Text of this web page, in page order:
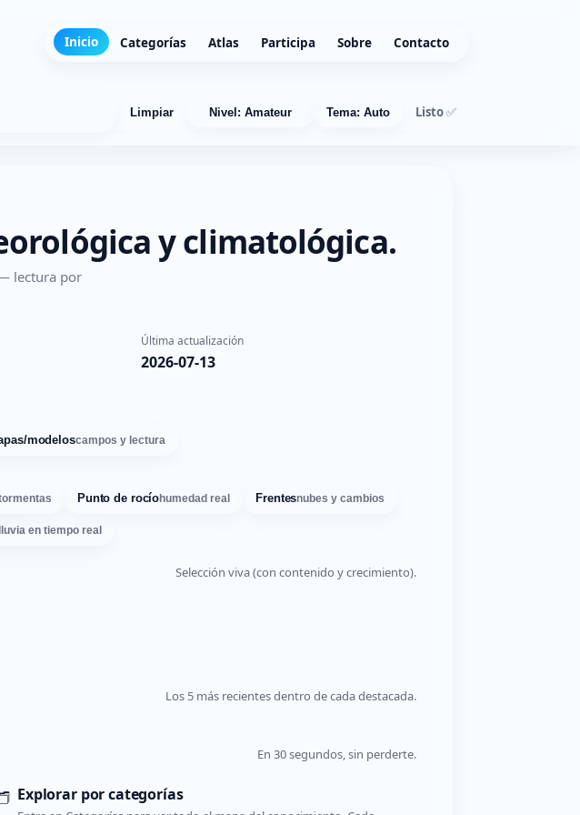
Inicio Categorías Atlas Participa Sobre Contacto
Limpiar Nivel: Amateur Tema: Auto Listo ✅
y climatológica.
lectura por
Última actualización
2026-07-13
modeloscampos y lectura
Punto de rocíohumedad real Frentesnubes y cambios
en tiempo real
Selección viva (con contenido y crecimiento).
Los 5 más recientes dentro de cada destacada.
En 30 segundos, sin perderte.
Explorar por categorías